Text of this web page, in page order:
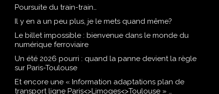
Poursuite du train-train…
Il y en a un peu plus, je le mets quand même?
Le billet impossible : bienvenue dans le monde du
numérique ferroviaire
Un été 2026 pourri : quand la panne devient la règle
sur Paris-Toulouse
Et encore une « Information adaptations plan de
transport ligne Paris<>Limoges<>Toulouse » …